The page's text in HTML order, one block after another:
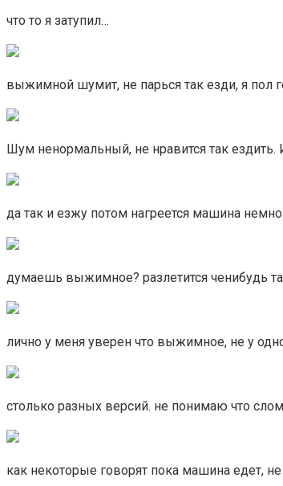
что то я затупил…
выжимной шумит, не парься так езди, я
Шум ненормальный, не нравится так ездить.
да так и езжу потом нагреется машина
думаешь выжимное? разлетится ченибудь
лично у меня уверен что выжимное, не у
столько разных версий. не понимаю что
как некоторые говорят пока машина едет,